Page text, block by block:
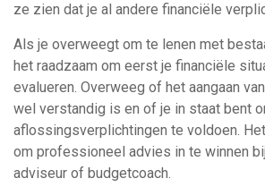
ze zien dat je al andere financiële
Als je overweegt om te lenen met
het raadzaam om eerst je financiële
evalueren. Overweeg of het aangaan
wel verstandig is en of je in staat bent
aflossingsverplichtingen te voldoen.
om professioneel advies in te winnen
adviseur of budgetcoach.